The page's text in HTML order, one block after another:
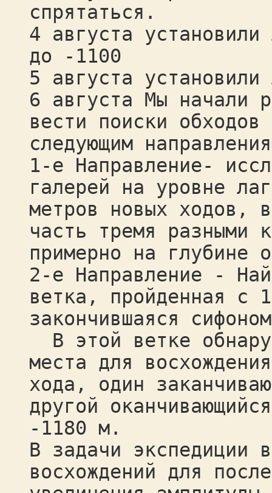
спрятаться.
4 августа
до -1100
5 августа
6 августа Мы начали
вести поиски
следующим
1-е Направление-
галерей на уровне
метров новых ходов,
часть тремя разными
примерно на
2-е Направление -
ветка, пройденная с
закончившаяся
В этой ветке
места для
хода, один
другой
-1180 м.
В задачи экспедиции
восхождений для